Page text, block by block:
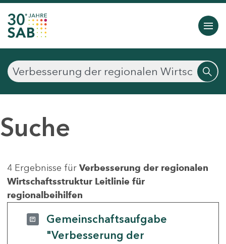
Suche
4 Ergebnisse für Verbesserung der regionalen
Wirtschaftsstruktur Leitlinie für
regionalbeihilfen
Gemeinschaftsaufgabe
"Verbesserung der